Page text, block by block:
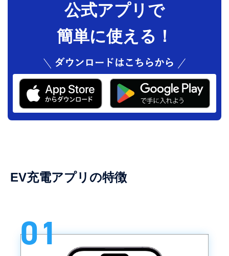
公式アプリで
簡単に使える！
EV充電アプリの特徴
01